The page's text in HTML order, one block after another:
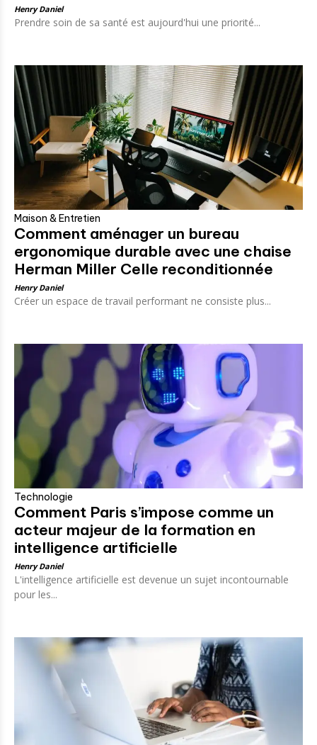
Henry Daniel
Prendre soin de sa santé est aujourd'hui une priorité...
Maison & Entretien
Comment aménager un bureau
ergonomique durable avec une chaise
Herman Miller Celle reconditionnée
Henry Daniel
Créer un espace de travail performant ne consiste plus...
Technologie
Comment Paris s’impose comme un
acteur majeur de la formation en
intelligence artificielle
Henry Daniel
L'intelligence artificielle est devenue un sujet incontournable
pour les...